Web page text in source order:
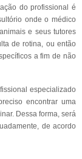
do profissional é
onde o médico
e seus tutores
de rotina, ou então
a fim de não
especializado
encontrar uma
Dessa forma, será
de acordo